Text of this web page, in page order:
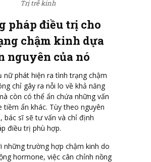
Trị trễ kinh
pháp điều trị cho
chậm kinh dựa
nguyên của nó
nữ phát hiện ra tình trạng chậm
chỉ gây ra nỗi lo về khả năng
còn có thể ẩn chứa những vấn
tiềm ẩn khác. Tùy theo nguyên
bác sĩ sẽ tư vấn và chỉ định
điều trị phù hợp.
những trường hợp chậm kinh do
hormone, việc cân chỉnh nồng